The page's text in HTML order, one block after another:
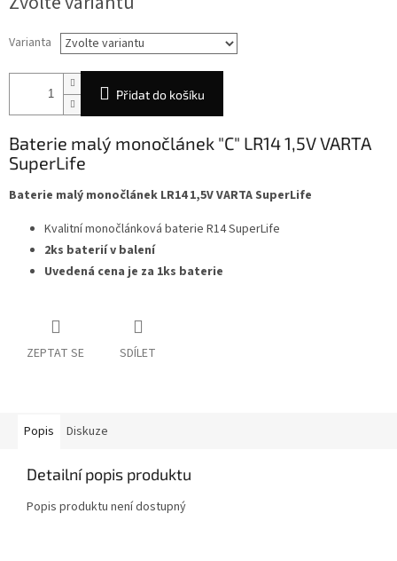
cena:
Varianta
Přidat do košíku
Baterie malý monočlánek "C" LR14 1,5V VARTA
SuperLife
Baterie malý monočlánek LR14 1,5V VARTA SuperLife
Kvalitní monočlánková baterie R14 SuperLife
2ks baterií v balení
Uvedená cena je za 1ks baterie
ZEPTAT SE SDÍLET
Popis Diskuze
Detailní popis produktu
Popis produktu není dostupný